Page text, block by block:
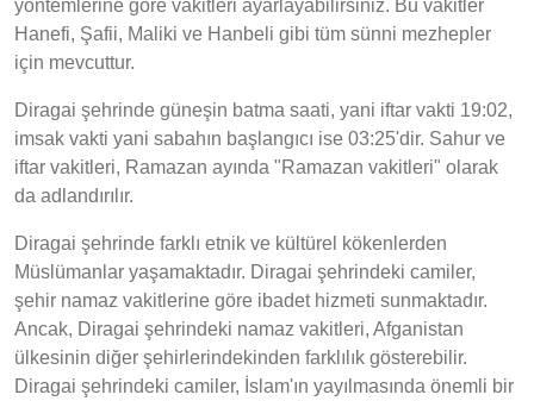
yöntemlerine göre vakitleri ayarlayabilirsiniz. Bu vakitler
Hanefi, Şafii, Maliki ve Hanbeli gibi tüm sünni mezhepler
için mevcuttur.
Diragai şehrinde güneşin batma saati, yani iftar vakti 19:02,
imsak vakti yani sabahın başlangıcı ise 03:25'dir. Sahur ve
iftar vakitleri, Ramazan ayında "Ramazan vakitleri" olarak
da adlandırılır.
Diragai şehrinde farklı etnik ve kültürel kökenlerden
Müslümanlar yaşamaktadır. Diragai şehrindeki camiler,
şehir namaz vakitlerine göre ibadet hizmeti sunmaktadır.
Ancak, Diragai şehrindeki namaz vakitleri, Afganistan
ülkesinin diğer şehirlerindekinden farklılık gösterebilir.
Diragai şehrindeki camiler, İslam'ın yayılmasında önemli bir